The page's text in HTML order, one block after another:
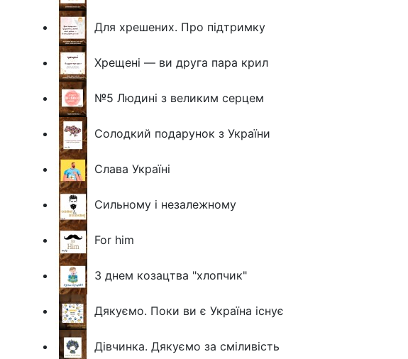
Для хрешених. Про підтримку
Хрещені — ви друга пара крил
№5 Людині з великим серцем
Солодкий подарунок з України
Слава Україні
Сильному і незалежному
For him
З днем козацтва "хлопчик"
Дякуємо. Поки ви є Україна існує
Дівчинка. Дякуємо за сміливість